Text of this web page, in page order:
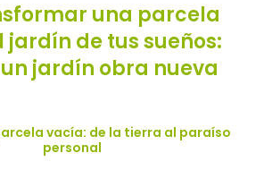
una parcela
jardín de tus sueños:
jardín obra nueva
vacía: de la tierra al paraíso
personal